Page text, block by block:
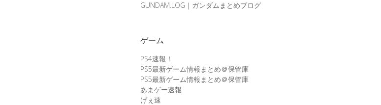
GUNDAM.LOG｜ガンダムまとめブログ
ゲーム
PS4速報！
PS5最新ゲーム情報まとめ＠保管庫
PS5最新ゲーム情報まとめ＠保管庫
あまゲー速報
げぇ速